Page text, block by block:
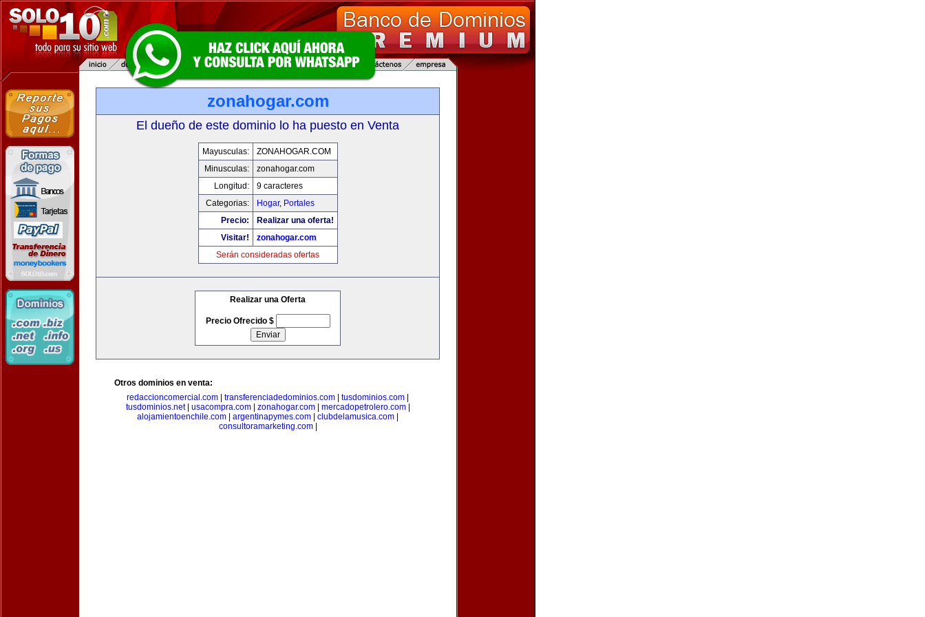
zonahogar.com
El dueño de este dominio lo ha puesto en Venta
Mayusculas:
ZONAHOGAR.COM
Minusculas:
zonahogar.com
Longitud:
9 caracteres
Categorias:
Hogar, Portales
Precio:
Realizar una oferta!
Visitar!
zonahogar.com
Serán consideradas ofertas
Realizar una Oferta
Precio Ofrecido $
Otros dominios en venta:
redaccioncomercial.com
transferenciadedominios.com tusdominios.com
tusdominios.net| usacompra.com| zonahogar.com| mercadopetrolero.com|
alojamientoenchile.com
argentinapymes.com clubdelamusica.com
consultoramarketing.com|